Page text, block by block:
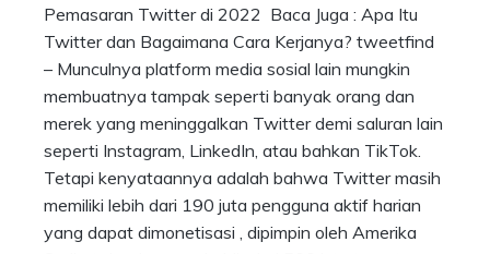
Pemasaran Twitter di 2022 Baca Juga : Apa Itu
Twitter dan Bagaimana Cara Kerjanya? tweetfind
– Munculnya platform media sosial lain mungkin
membuatnya tampak seperti banyak orang dan
merek yang meninggalkan Twitter demi saluran lain
seperti Instagram, LinkedIn, atau bahkan TikTok.
Tetapi kenyataannya adalah bahwa Twitter masih
memiliki lebih dari 190 juta pengguna aktif harian
yang dapat dimonetisasi , dipimpin oleh Amerika